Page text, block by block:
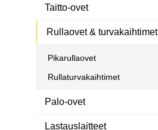
Taitto-ovet
Rullaovet & turvakaihtimet
Pikarullaovet
Rullaturvakaihtimet
Palo-ovet
Lastauslaitteet